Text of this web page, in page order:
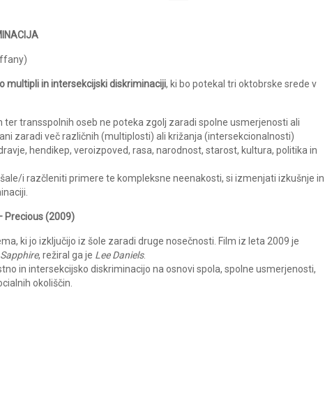
multipli in intersekcijski diskriminaciji, ki bo potekal tri oktobrske srede v
ter transspolnih oseb ne poteka zgolj zaradi spolne usmerjenosti ali
zaradi več različnih (multiplosti) ali križanja (intersekcionalnosti)
hendikep, veroizpoved, rasa, narodnost, starost, kultura, politika in
i razčleniti primere te kompleksne neenakosti, si izmenjati izkušnje in
Precious (2009)
ki jo izključijo iz šole zaradi druge nosečnosti. Film iz leta 2009 je
Sapphire, režiral ga je Lee Daniels.
in intersekcijsko diskriminacijo na osnovi spola, spolne usmerjenosti,
okoliščin.